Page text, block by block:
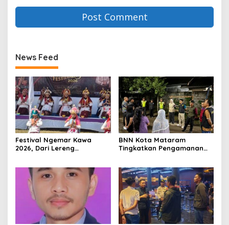
News Feed
Festival Ngemar Kawa
2026, Dari Lereng
BNN Kota Mataram
Tingkatkan Pengamanan